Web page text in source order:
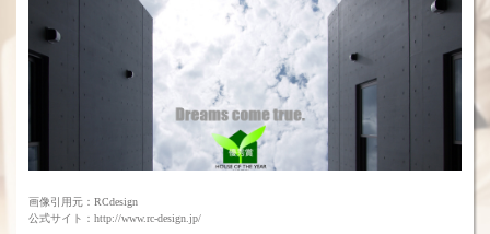
画像引用元：RCdesign
公式サイト：http://www.rc-design.jp/